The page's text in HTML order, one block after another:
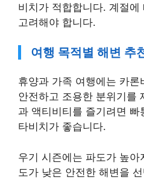
비치가 적합합니다. 계절에
고려해야 합니다.
여행 목적별 해변 추
휴양과 가족 여행에는 카론
안전하고 조용한 분위기를
과 액티비티를 즐기려면
타비치가 좋습니다.
우기 시즌에는 파도가 높
도가 낮은 안전한 해변을